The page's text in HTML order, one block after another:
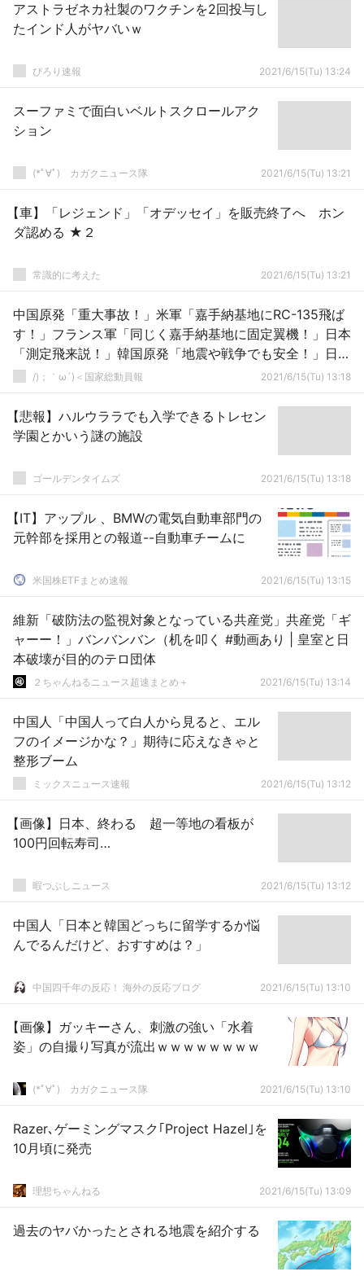
アストラゼネカ社製のワクチンを2回投与し
たインド人がヤバいｗ
ぴろり速報 2021/6/15(Tu) 13:24
スーファミで面白いベルトスクロールアク
ション
(*ﾟ∀ﾟ)ゞカガクニュース隊 2021/6/15(Tu) 13:21
【車】「レジェンド」「オデッセイ」を販売終了へ ホン
ダ認める ★２
常識的に考えた 2021/6/15(Tu) 13:21
中国原発「重大事故！」米軍「嘉手納基地にRC-135飛ば
す！」フランス軍「同じく嘉手納基地に固定翼機！」日本
「測定飛来説！」韓国原発「地震や戦争でも安全！」日本
「そう…」→
/)；｀ω´)＜国家総動員報 2021/6/15(Tu) 13:18
【悲報】ハルウララでも入学できるトレセン
学園とかいう謎の施設
ゴールデンタイムズ 2021/6/15(Tu) 13:18
【IT】アップル 、BMWの電気自動車部門の
元幹部を採用との報道--自動車チームに
米国株ETFまとめ速報 2021/6/15(Tu) 13:15
維新「破防法の監視対象となっている共産党」共産党「ギ
ャーー！」バンバンバン（机を叩く #動画あり | 皇室と日
本破壊が目的のテロ団体
２ちゃんねるニュース超速まとめ＋ 2021/6/15(Tu) 13:14
中国人「中国人って白人から見ると、エル
フのイメージかな？」期待に応えなきゃと
整形ブーム
ミックスニュース速報 2021/6/15(Tu) 13:12
【画像】日本、終わる 超一等地の看板が
100円回転寿司…
暇つぶしニュース 2021/6/15(Tu) 13:12
中国人「日本と韓国どっちに留学するか悩
んでるんだけど、おすすめは？」
中国四千年の反応！ 海外の反応ブログ 2021/6/15(Tu) 13:10
【画像】ガッキーさん、刺激の強い「水着
姿」の自撮り写真が流出ｗｗｗｗｗｗｗｗ
(*ﾟ∀ﾟ)ゞカガクニュース隊 2021/6/15(Tu) 13:10
Razer､ゲーミングマスク｢Project Hazel｣を
10月頃に発売
理想ちゃんねる 2021/6/15(Tu) 13:09
過去のヤバかったとされる地震を紹介する